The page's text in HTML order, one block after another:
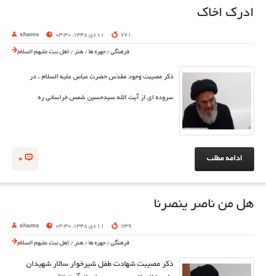
ادرک اخاک
shams 11 دی 1348, 03:30 761
فرهنگی /چهره ها / هنر / اهل بیت علیهم السلام
ذكر مصيبت وجود مقدّس حضرت عبّاس علیه السلام ، در
سروده ای از آیت الله سیدحسین شمس خراسانی ره
0 ادامه مطلب
هل من ناصر ینصرنا
shams 11 دی 1348, 03:30 739
فرهنگی /چهره ها / هنر / اهل بیت علیهم السلام
ذكر مصيبت شهادت طفل شيرخوار سالار شهيدان